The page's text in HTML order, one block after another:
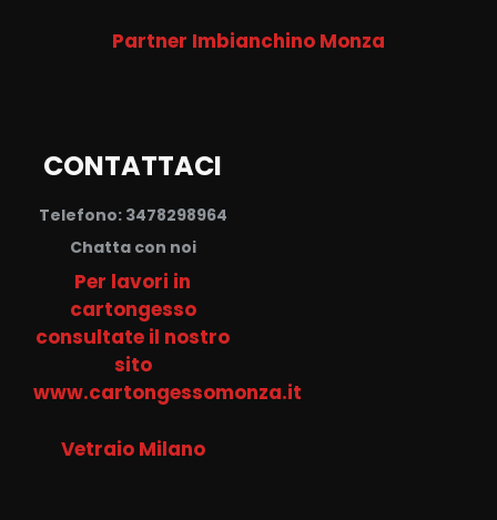
Partner Imbianchino Monza
CONTATTACI
Telefono: 3478298964
Chatta con noi
Per lavori in
cartongesso
consultate il nostro
sito
www.cartongessomonza.it
Vetraio Milano